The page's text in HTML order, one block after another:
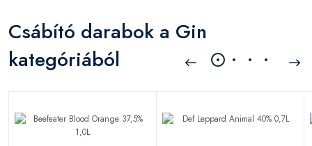
Csábító darabok a Gin
kategóriából